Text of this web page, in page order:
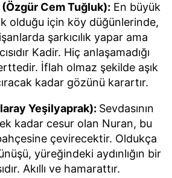
(Özgür Cem Tuğluk): En büyük
olduğu için köy düğünlerinde,
şarkıcılık yapar ama
Kadir. Hiç anlaşamadığı
İflah olmaz şekilde aşık
kadar gözünü karartır.
Yeşilyaprak): Sevdasının
kadar cesur olan Nuran, bu
çevirecektir. Oldukça
yüreğindeki aydınlığın bir
Akıllı ve hamarattır.